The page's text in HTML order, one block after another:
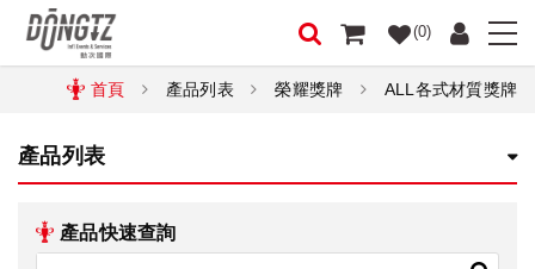
(0)
首頁 產品列表 榮耀獎牌 ALL各式材質獎牌
產品列表
產品快速查詢